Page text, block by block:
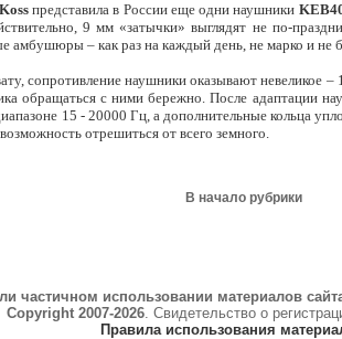
Kossпредставила в России еще одни наушники
9 мм «затычки» выглядят не по-
амбушюры – как раз на каждый день, не марко и не
сопротивление наушники оказывают невеликое –
обращаться с ними бережно. После адаптации
15 - 20000 Гц, а дополнительные кольца
отрешиться от всего земного.
В начало рубрики
частичном использовании материалов
Copyright 2007-2026. Свидетельство о
Правила использования